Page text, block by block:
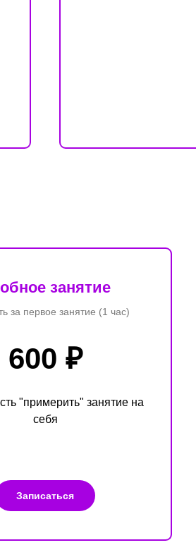
занятие
за первое занятие (1 час)
600 ₽
"примерить" занятие на
себя
Записаться